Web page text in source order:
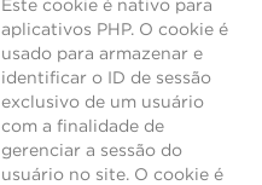
Este cookie é nativo para
aplicativos PHP. O cookie é
usado para armazenar e
identificar o ID de sessão
exclusivo de um usuário
com a finalidade de
gerenciar a sessão do
usuário no site. O cookie é